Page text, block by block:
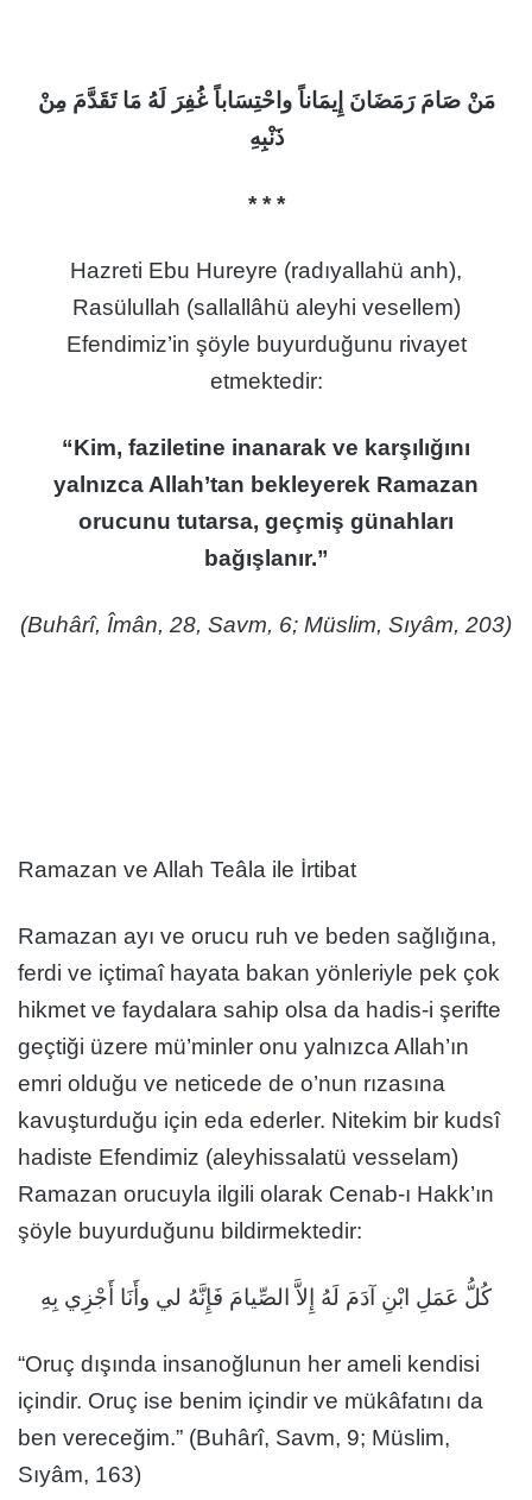
مَنْ صَامَ رَمَضَانَ إِيمَاناً واحْتِسَاباً غُفِرَ لَهُ مَا تَقَدَّمَ مِنْ
ذَنْبِهِ
* * *
Hazreti Ebu Hureyre (radıyallahü anh),
Rasülullah (sallallâhü aleyhi vesellem)
Efendimiz’in şöyle buyurduğunu rivayet
etmektedir:
“Kim, faziletine inanarak ve karşılığını
yalnızca Allah’tan bekleyerek Ramazan
orucunu tutarsa, geçmiş günahları
bağışlanır.”
(Buhârî, Îmân, 28, Savm, 6; Müslim, Sıyâm, 203)
Ramazan ve Allah Teâla ile İrtibat
Ramazan ayı ve orucu ruh ve beden sağlığına,
ferdi ve içtimaî hayata bakan yönleriyle pek çok
hikmet ve faydalara sahip olsa da hadis-i şerifte
geçtiği üzere mü’minler onu yalnızca Allah’ın
emri olduğu ve neticede de o’nun rızasına
kavuşturduğu için eda ederler. Nitekim bir kudsî
hadiste Efendimiz (aleyhissalatü vesselam)
Ramazan orucuyla ilgili olarak Cenab-ı Hakk’ın
şöyle buyurduğunu bildirmektedir:
كُلُّ عَمَلِ ابْنِ آدَمَ لَهُ إِلاَّ الصِّيامَ فَإِنَّهُ لي وأَنَا أَجْزِي بِهِ
“Oruç dışında insanoğlunun her ameli kendisi
içindir. Oruç ise benim içindir ve mükâfatını da
ben vereceğim.” (Buhârî, Savm, 9; Müslim,
Sıyâm, 163)